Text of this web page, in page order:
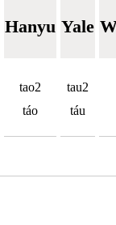
Hanyu Yale
tao2
táo
tau2
táu